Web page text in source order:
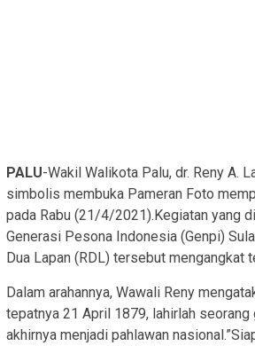
PALU-Wakil Walikota Palu, dr. Reny A.
simbolis membuka Pameran Foto
pada Rabu (21/4/2021).Kegiatan yang
Generasi Pesona Indonesia (Genpi)
Dua Lapan (RDL) tersebut mengangkat
Dalam arahannya, Wawali Reny
tepatnya 21 April 1879, lahirlah
akhirnya menjadi pahlawan